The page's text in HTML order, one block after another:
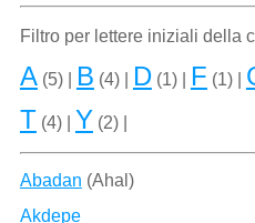
Filtro per lettere iniziali della
A(5) | B (4) | D(1) | F (1) |
T (4) | Y (2) |
Abadan (Ahal)
Akdepe